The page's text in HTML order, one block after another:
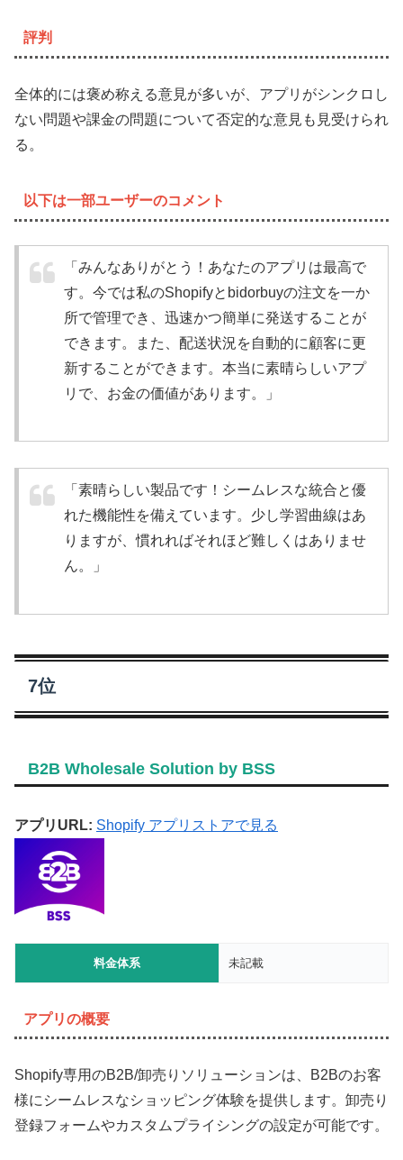
評判
全体的には褒め称える意見が多いが、アプリがシンクロし
ない問題や課金の問題について否定的な意見も見受けられ
る。
以下は一部ユーザーのコメント
「みんなありがとう！あなたのアプリは最高で
す。今では私のShopifyとbidorbuyの注文を一か
所で管理でき、迅速かつ簡単に発送することが
できます。また、配送状況を自動的に顧客に更
新することができます。本当に素晴らしいアプ
リで、お金の価値があります。」
「素晴らしい製品です！シームレスな統合と優
れた機能性を備えています。少し学習曲線はあ
りますが、慣れればそれほど難しくはありませ
ん。」
7位
B2B Wholesale Solution by BSS
アプリURL: Shopify アプリストアで見る
料金体系 未記載
アプリの概要
Shopify専用のB2B/卸売りソリューションは、B2Bのお客
様にシームレスなショッピング体験を提供します。卸売り
登録フォームやカスタムプライシングの設定が可能です。